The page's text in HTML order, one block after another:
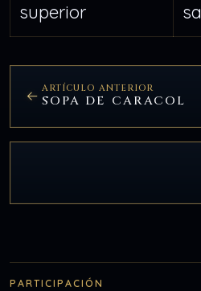
superior
ARTÍCULO ANTERIOR
SOPA DE CARACOL
PARTICIPACIÓN